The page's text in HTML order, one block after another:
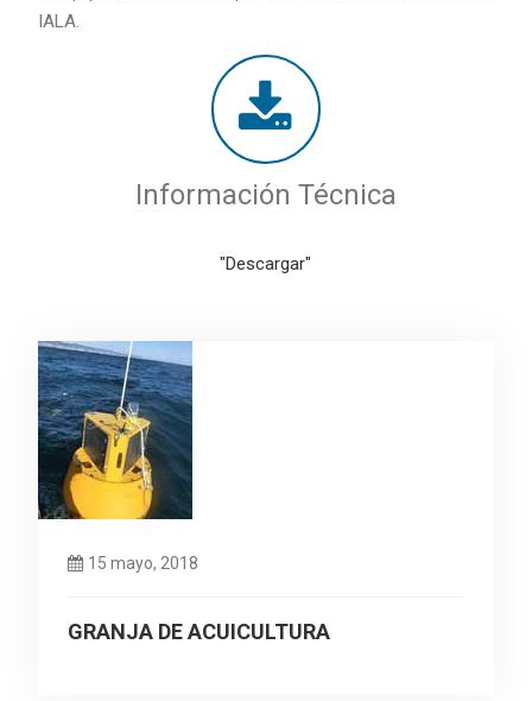
IALA.
Información Técnica
"Descargar"
15 mayo, 2018
GRANJA DE ACUICULTURA